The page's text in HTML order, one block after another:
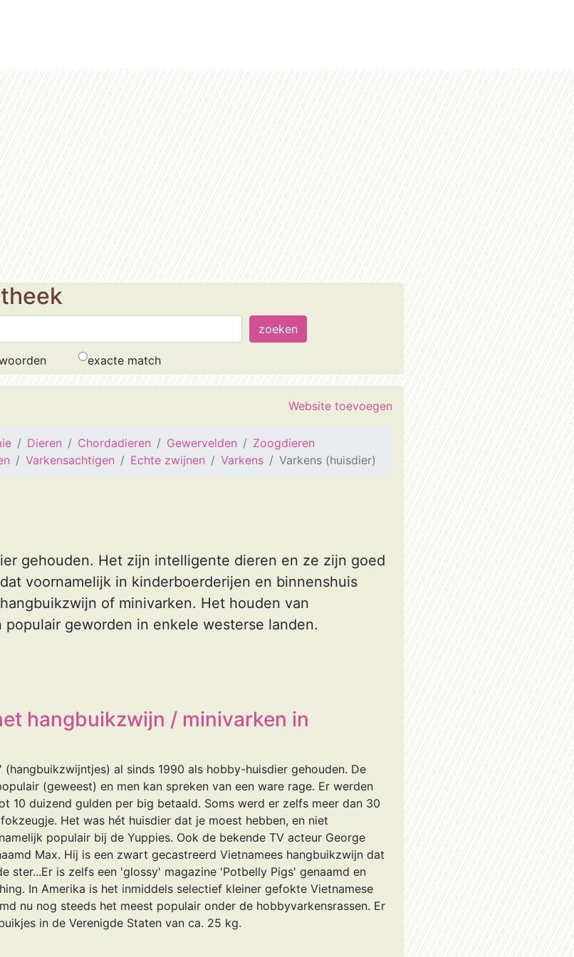
exacte match
Website toevoegen
Dieren Chordadieren Gewervelden
Zoogdieren
Varkensachtigen Echte zwijnen Varkens Varkens (huisdier)
gehouden. Het zijn intelligente dieren en ze zijn goed
voornamelijk in kinderboerderijen en binnenshuis
of minivarken. Het houden van
geworden in enkele westerse landen.
hangbuikzwijn / minivarken in
al sinds 1990 als hobby-huisdier gehouden. De
(geweest) en men kan spreken van een ware rage. Er werden
10 duizend gulden per big betaald. Soms werd er zelfs meer dan 30
Het was hét huisdier dat je moest hebben, en niet
populair bij de Yuppies. Ook de bekende TV acteur George
Max. Hij is een zwart gecastreerd Vietnamees hangbuikzwijn dat
ster...Er is zelfs een 'glossy' magazine 'Potbelly Pigs' genaamd en
In Amerika is het inmiddels selectief kleiner gefokte Vietnamese
nu nog steeds het meest populair onder de hobbyvarkensrassen. Er
in de Verenigde Staten van ca. 25 kg.